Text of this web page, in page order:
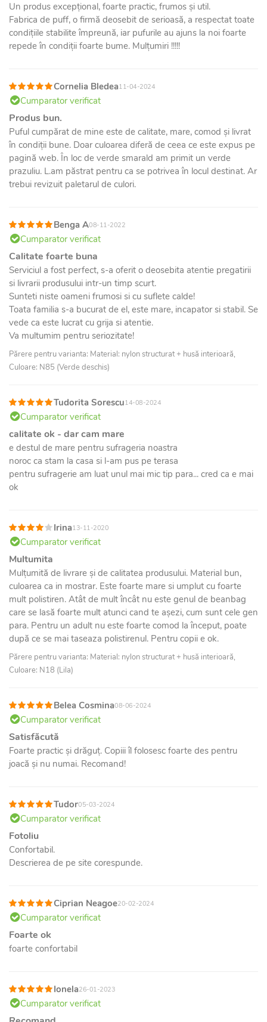
Un produs excepțional, foarte practic, frumos și util.
Fabrica de puff, o firmă deosebit de serioasă, a respectat toate
condițiile stabilite împreună, iar pufurile au ajuns la noi foarte
repede în condiții foarte bume. Mulțumiri !!!!!
Cornelia Bledea11-04-2024
Cumparator verificat
Produs bun.
Puful cumpărat de mine este de calitate, mare, comod și livrat
în condiții bune. Doar culoarea diferă de ceea ce este expus pe
pagină web. În loc de verde smarald am primit un verde
prazuliu. L.am păstrat pentru ca se potrivea în locul destinat. Ar
trebui revizuit paletarul de culori.
Benga A08-11-2022
Cumparator verificat
Calitate foarte buna
Serviciul a fost perfect, s-a oferit o deosebita atentie pregatirii
si livrarii produsului intr-un timp scurt.
Sunteti niste oameni frumosi si cu suflete calde!
Toata familia s-a bucurat de el, este mare, incapator si stabil. Se
vede ca este lucrat cu grija si atentie.
Va multumim pentru seriozitate!
Părere pentru varianta: Material: nylon structurat + husă interioară,
Culoare: N85 (Verde deschis)
Tudorita Sorescu14-08-2024
Cumparator verificat
calitate ok - dar cam mare
e destul de mare pentru sufrageria noastra
noroc ca stam la casa si l-am pus pe terasa
pentru sufragerie am luat unul mai mic tip para... cred ca e mai
ok
Irina13-11-2020
Cumparator verificat
Multumita
Mulțumită de livrare și de calitatea produsului. Material bun,
culoarea ca in mostrar. Este foarte mare si umplut cu foarte
mult polistiren. Atât de mult încât nu este genul de beanbag
care se lasă foarte mult atunci cand te așezi, cum sunt cele gen
para. Pentru un adult nu este foarte comod la început, poate
după ce se mai taseaza polistirenul. Pentru copii e ok.
Părere pentru varianta: Material: nylon structurat + husă interioară,
Culoare: N18 (Lila)
Belea Cosmina08-06-2024
Cumparator verificat
Satisfăcută
Foarte practic și drăguț. Copiii îl folosesc foarte des pentru
joacă și nu numai. Recomand!
Tudor05-03-2024
Cumparator verificat
Fotoliu
Confortabil.
Descrierea de pe site corespunde.
Ciprian Neagoe20-02-2024
Cumparator verificat
Foarte ok
foarte confortabil
Ionela26-01-2023
Cumparator verificat